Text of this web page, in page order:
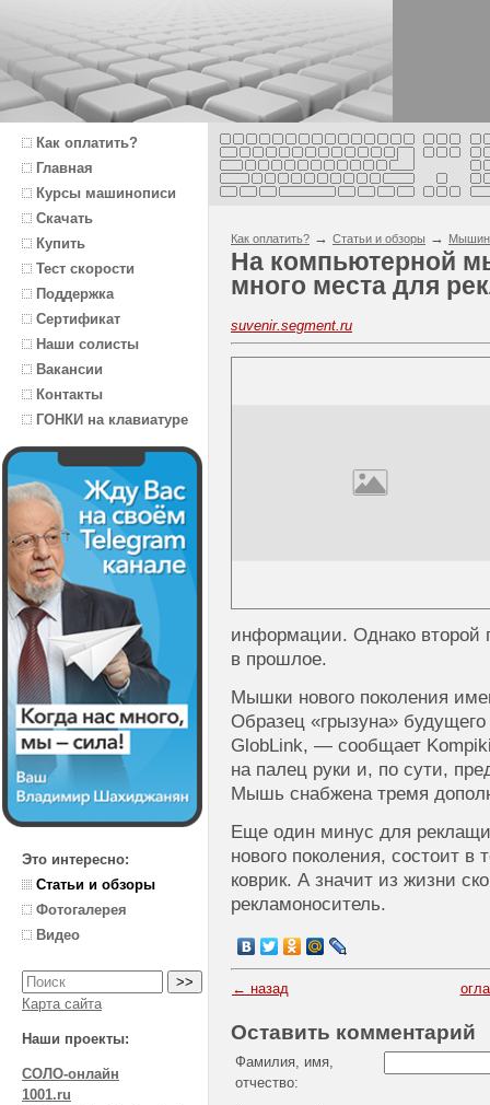
Как оплатить?
Главная
Курсы машинописи
Скачать
Купить
Тест скорости
Поддержка
Сертификат
Наши солисты
Вакансии
Контакты
ГОНКИ на клавиатуре
Это интересно:
Статьи и обзоры
Фотогалерея
Видео
Карта сайта
Наши проекты:
СОЛО-онлайн
1001.ru
Как оплатить? → Статьи и обзоры →
На компьютерной
много места для
suvenir.segment.ru
информации. Однако второй
в прошлое.
Мышки нового поколения
Образец «грызуна»
GlobLink, — сообщает
на палец руки и, по сути,
Мышь снабжена тремя
Еще один минус для
нового поколения, состоит
коврик. А значит из жизни
рекламоноситель.
← назад
Оставить комментарий
Фамилия, имя,
отчество: